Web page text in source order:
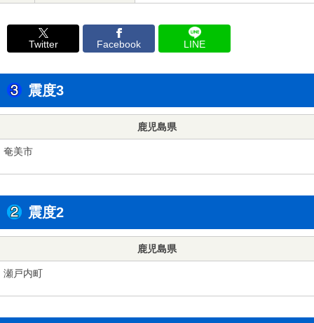
Twitter Facebook LINE
震度3
鹿児島県
奄美市
震度2
鹿児島県
瀬戸内町